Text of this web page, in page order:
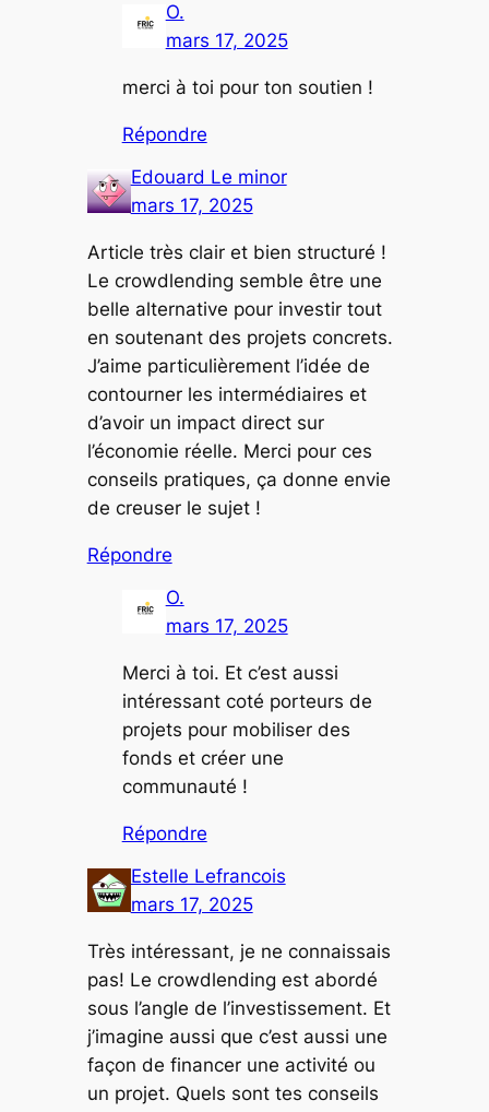
O.
mars 17, 2025
merci à toi pour ton soutien !
Répondre
Edouard Le minor
mars 17, 2025
Article très clair et bien structuré !
Le crowdlending semble être une
belle alternative pour investir tout
en soutenant des projets concrets.
J’aime particulièrement l’idée de
contourner les intermédiaires et
d’avoir un impact direct sur
l’économie réelle. Merci pour ces
conseils pratiques, ça donne envie
de creuser le sujet !
Répondre
O.
mars 17, 2025
Merci à toi. Et c’est aussi
intéressant coté porteurs de
projets pour mobiliser des
fonds et créer une
communauté !
Répondre
Estelle Lefrancois
mars 17, 2025
Très intéressant, je ne connaissais
pas! Le crowdlending est abordé
sous l’angle de l’investissement. Et
j’imagine aussi que c’est aussi une
façon de financer une activité ou
un projet. Quels sont tes conseils